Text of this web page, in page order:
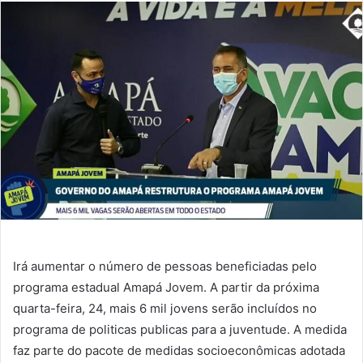
mail
Irá aumentar o número de pessoas beneficiadas pelo
programa estadual Amapá Jovem. A partir da próxima
quarta-feira, 24, mais 6 mil jovens serão incluídos no
programa de politicas publicas para a juventude. A medida
faz parte do pacote de medidas socioeconômicas adotada